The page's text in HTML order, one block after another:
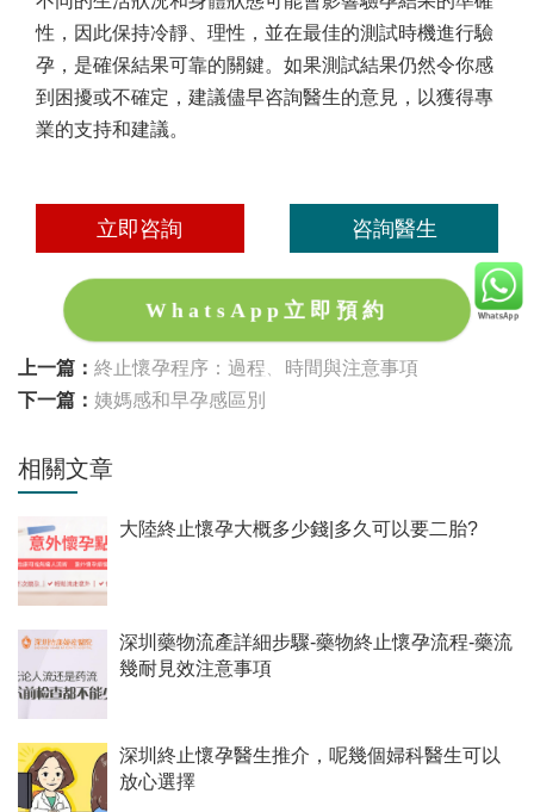
性，因此保持冷靜、理性，並在最佳的測試時機進行驗
孕，是確保結果可靠的關鍵。如果測試結果仍然令你感
到困擾或不確定，建議儘早咨詢醫生的意見，以獲得專
業的支持和建議。
立即咨詢 咨詢醫生
WhatsApp立即預約
上一篇： 終止懷孕程序：過程、時間與注意事項
下一篇： 姨媽感和早孕感區別
相關文章
大陸終止懷孕大概多少錢|多久可以要二胎?
深圳藥物流產詳細步驟-藥物終止懷孕流程-藥流
幾耐見效注意事項
深圳終止懷孕醫生推介，呢幾個婦科醫生可以
放心選擇